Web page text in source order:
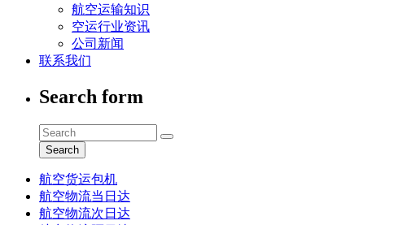
航空运输知识
空运行业资讯
公司新闻
联系我们
Search form
Search
航空货运包机
航空物流当日达
航空物流次日达